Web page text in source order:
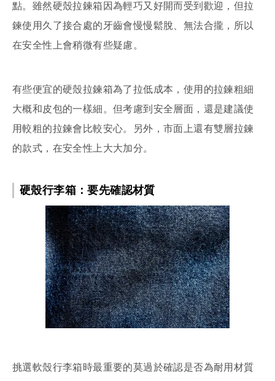
點。雖然硬殼拉鍊箱因為輕巧又好開而受到歡迎，但拉
鍊使用久了接合處的牙齒會慢慢鬆脫、無法合攏，所以
在安全性上會稍微有些疑慮。
有些便宜的硬殼拉鍊箱為了拉低成本，使用的拉鍊粗細
大概和皮包的一樣細。但考慮到安全層面，還是建議使
用較粗的拉鍊會比較安心。另外，市面上還有雙層拉鍊
的款式，在安全性上大大加分。
硬殼行李箱：要先確認材質
挑選軟殼行李箱時最重要的莫過於確認是否為耐用材質